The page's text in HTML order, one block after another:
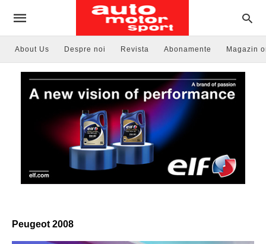
About Us Despre noi Revista Abonamente Magazin
Peugeot 2008